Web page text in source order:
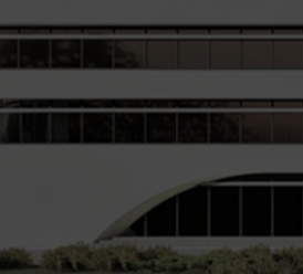
plus célèbres au monde.